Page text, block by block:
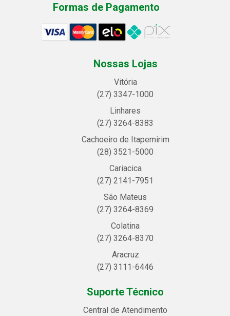
Formas de Pagamento
Nossas Lojas
Vitória
(27) 3347-1000
Linhares
(27) 3264-8383
Cachoeiro de Itapemirim
(28) 3521-5000
Cariacica
(27) 2141-7951
São Mateus
(27) 3264-8369
Colatina
(27) 3264-8370
Aracruz
(27) 3111-6446
Suporte Técnico
Central de Atendimento